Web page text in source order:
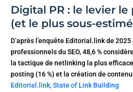
Digital PR : le levier
(et le plus sous-
D’après l’enquête Editorial.link de
professionnels du SEO, 48,6 %
la tactique de netlinking la plus
posting (16 %) et la création de
Editorial.link, State of Link Building